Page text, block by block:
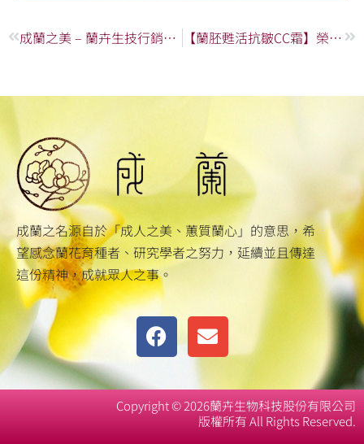
上一頁 成蘭之美 – 蘭卉生技行銷活動影片 【蘭胚甦活抗皺CC霜】榮獲台南市商業工會110年台灣優質伴手禮獎 下
成蘭之名源自於「成人之美、蕙質蘭心」的意思，希
望感念蘭花育種者、研究學者之努力，延續並且傳達
這份精神，成就眾人之事。
F
a
c
e
b
o
E
n
v
e
l
o
Copyright © 2026蘭卉生物科技股份有限公司
版權所有 All Rights Reserved.